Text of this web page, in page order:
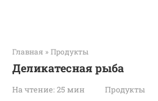
Главная » Продукты
Деликатесная рыба
На чтение: 25 мин Продукты